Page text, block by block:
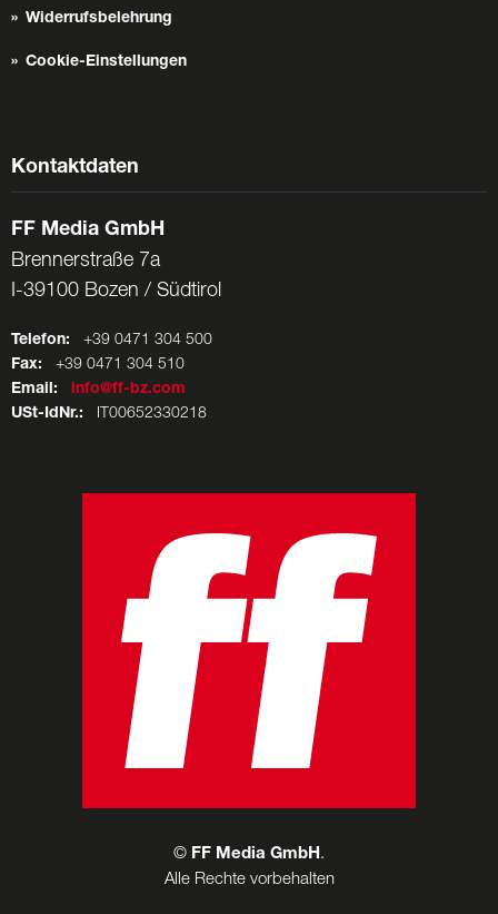
Widerrufsbelehrung
Cookie-Einstellungen
Kontaktdaten
FF Media GmbH
Brennerstraße 7a
I-39100 Bozen / Südtirol
Telefon: +39 0471 304 500
Fax: +39 0471 304 510
Email:
info@ff-bz.com
USt-IdNr.: IT00652330218
© FF Media GmbH.
Alle Rechte vorbehalten